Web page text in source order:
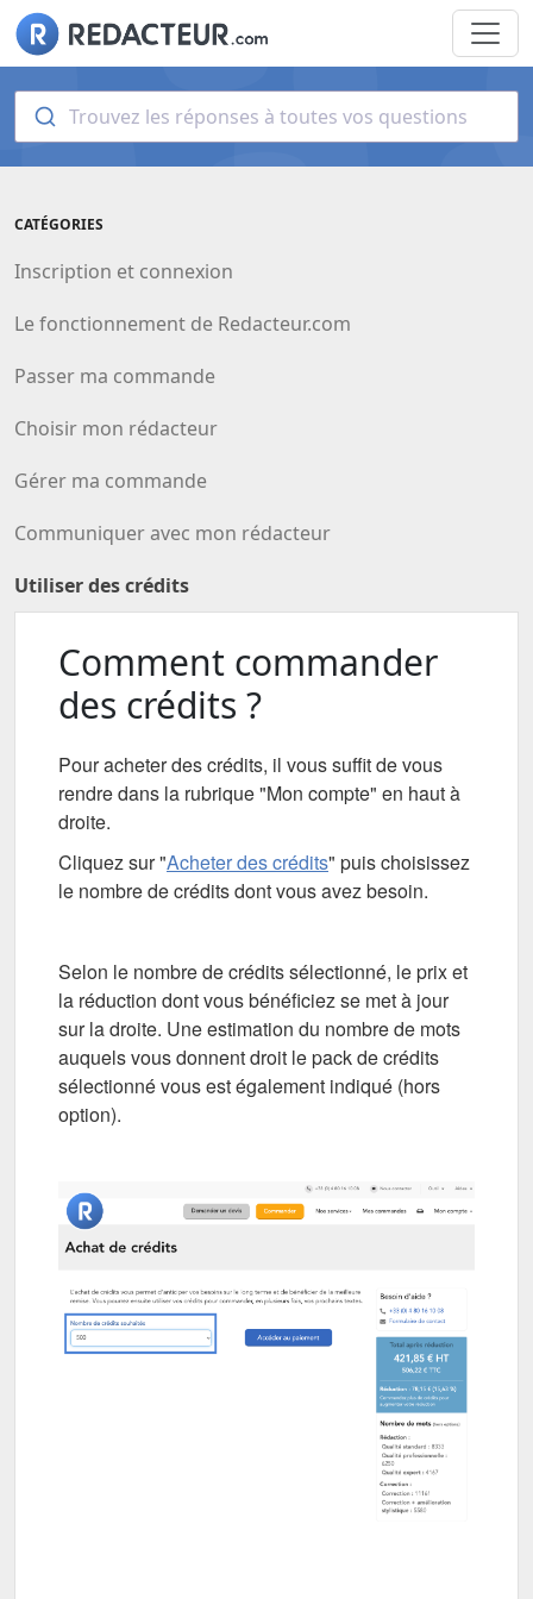
Trouvez les réponses à toutes vos questions
CATÉGORIES
Inscription et connexion
Le fonctionnement de Redacteur.com
Passer ma commande
Choisir mon rédacteur
Gérer ma commande
Communiquer avec mon rédacteur
Utiliser des crédits
Comment commander
des crédits ?
Pour acheter des crédits, il vous suffit de vous
rendre dans la rubrique "Mon compte" en haut à
droite.
Cliquez sur "Acheter des crédits" puis choisissez
le nombre de crédits dont vous avez besoin.
Selon le nombre de crédits sélectionné, le prix et
la réduction dont vous bénéficiez se met à jour
sur la droite. Une estimation du nombre de mots
auquels vous donnent droit le pack de crédits
sélectionné vous est également indiqué (hors
option).